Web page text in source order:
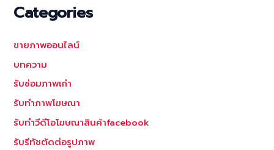
Categories
ขายภาพออนไลน์
บทความ
รับซ่อมภาพเก่า
รับทำภาพโฆษณา
รับทำวีดีโอโฆษณาสินค้าfacebook
รับรีทัชตัดต่อรูปภาพ